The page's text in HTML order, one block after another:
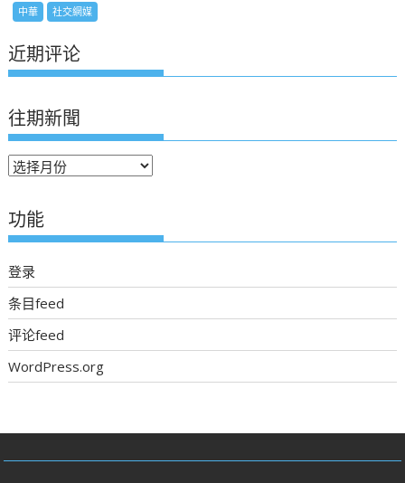
中華 社交網媒
近期评论
往期新聞
往
新
聞
功能
登录
条目feed
评论feed
WordPress.org